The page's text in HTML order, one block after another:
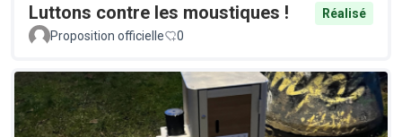
Luttons contre les moustiques !
Réalisé
Proposition officielle
0